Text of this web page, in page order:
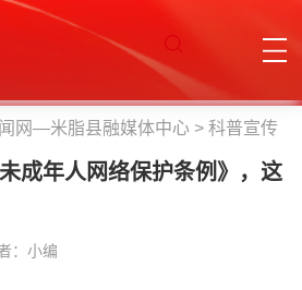
网—米脂县融媒体中心 > 科普宣传
成年人网络保护条例》，这
：小编